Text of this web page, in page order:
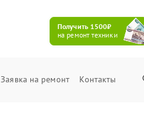
Получить 1500₽
на ремонт техники
Заявка на ремонт Контакты